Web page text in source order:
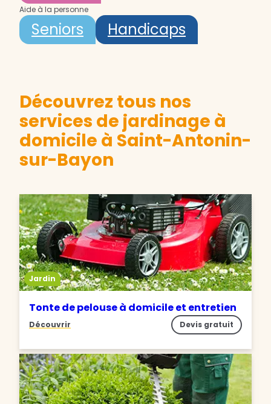
Aide à la personne
Seniors Handicaps
Découvrez tous nos
services de jardinage à
domicile à Saint-Antonin-
sur-Bayon
Jardin
Tonte de pelouse à domicile et entretien
Découvrir Devis gratuit